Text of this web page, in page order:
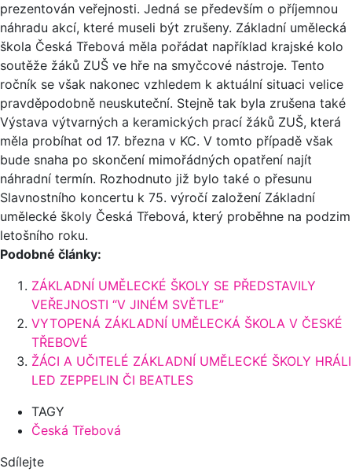
prezentován veřejnosti. Jedná se především o příjemnou
náhradu akcí, které museli být zrušeny. Základní umělecká
škola Česká Třebová měla pořádat například krajské kolo
soutěže žáků ZUŠ ve hře na smyčcové nástroje. Tento
ročník se však nakonec vzhledem k aktuální situaci velice
pravděpodobně neuskuteční. Stejně tak byla zrušena také
Výstava výtvarných a keramických prací žáků ZUŠ, která
měla probíhat od 17. března v KC. V tomto případě však
bude snaha po skončení mimořádných opatření najít
náhradní termín. Rozhodnuto již bylo také o přesunu
Slavnostního koncertu k 75. výročí založení Základní
umělecké školy Česká Třebová, který proběhne na podzim
letošního roku.
Podobné články:
ZÁKLADNÍ UMĚLECKÉ ŠKOLY SE PŘEDSTAVILY
VEŘEJNOSTI “V JINÉM SVĚTLE”
VYTOPENÁ ZÁKLADNÍ UMĚLECKÁ ŠKOLA V ČESKÉ
TŘEBOVÉ
ŽÁCI A UČITELÉ ZÁKLADNÍ UMĚLECKÉ ŠKOLY HRÁLI
LED ZEPPELIN ČI BEATLES
TAGY
Česká Třebová
Sdílejte